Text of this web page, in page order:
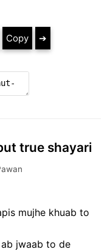
Copy ➔
true shayari
mujhe khuab to
jwaab to de